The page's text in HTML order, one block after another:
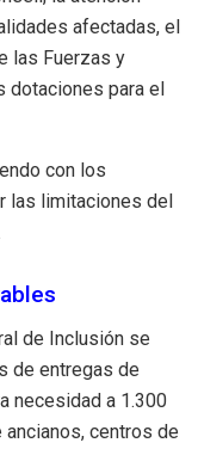
afectadas, el
las Fuerzas y
dotaciones para el
con los
las limitaciones del
de Inclusión se
de entregas de
necesidad a 1.300
centros de